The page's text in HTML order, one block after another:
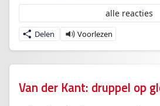
Delen
alle reacties
Van der Kant: druppel op